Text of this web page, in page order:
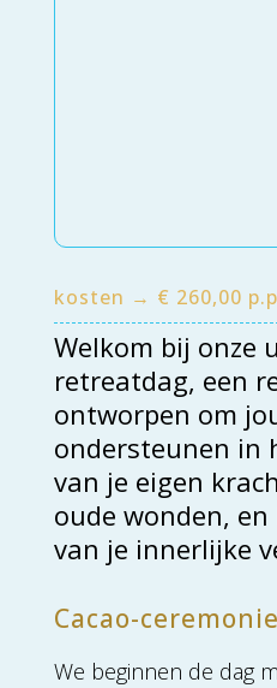
kosten → € 260,00
Welkom bij onze
retreatdag, een
ontworpen om
ondersteunen in
van je eigen
oude wonden,
van je innerlijke
Cacao-ceremonie
We beginnen de dag